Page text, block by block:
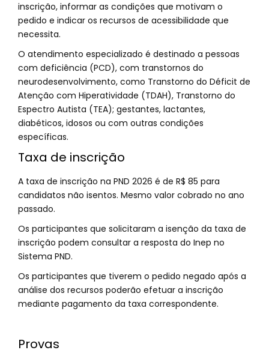
inscrição, informar as condições que motivam o
pedido e indicar os recursos de acessibilidade que
necessita.
O atendimento especializado é destinado a pessoas
com deficiência (PCD), com transtornos do
neurodesenvolvimento, como Transtorno do Déficit de
Atenção com Hiperatividade (TDAH), Transtorno do
Espectro Autista (TEA); gestantes, lactantes,
diabéticos, idosos ou com outras condições
específicas.
Taxa de inscrição
A taxa de inscrição na PND 2026 é de R$ 85 para
candidatos não isentos. Mesmo valor cobrado no ano
passado.
Os participantes que solicitaram a isenção da taxa de
inscrição podem consultar a resposta do Inep no
Sistema PND.
Os participantes que tiverem o pedido negado após a
análise dos recursos poderão efetuar a inscrição
mediante pagamento da taxa correspondente.
Provas